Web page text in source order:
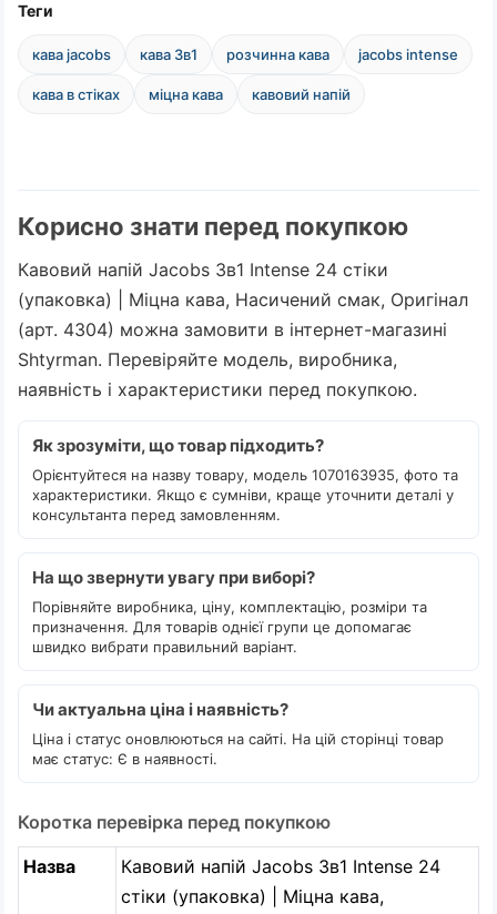
Теги
кава jacobs кава 3в1 розчинна кава jacobs intense
кава в стіках міцна кава кавовий напій
Корисно знати перед покупкою
Кавовий напій Jacobs 3в1 Intense 24 стіки
(упаковка) | Міцна кава, Насичений смак, Оригінал
(арт. 4304) можна замовити в інтернет-магазині
Shtyrman. Перевіряйте модель, виробника,
наявність і характеристики перед покупкою.
Як зрозуміти, що товар підходить?
Орієнтуйтеся на назву товару, модель 1070163935, фото та
характеристики. Якщо є сумніви, краще уточнити деталі у
консультанта перед замовленням.
На що звернути увагу при виборі?
Порівняйте виробника, ціну, комплектацію, розміри та
призначення. Для товарів однієї групи це допомагає
швидко вибрати правильний варіант.
Чи актуальна ціна і наявність?
Ціна і статус оновлюються на сайті. На цій сторінці товар
має статус: Є в наявності.
Коротка перевірка перед покупкою
Назва
Кавовий напій Jacobs 3в1 Intense 24
стіки (упаковка) | Міцна кава,